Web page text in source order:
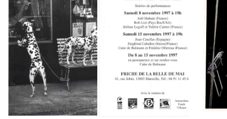
Artistes résident·es et associé·es
Résident·es
Artistes associé·es
Hors-les-murs
Ancien·nes résident·es et artistes associé·es